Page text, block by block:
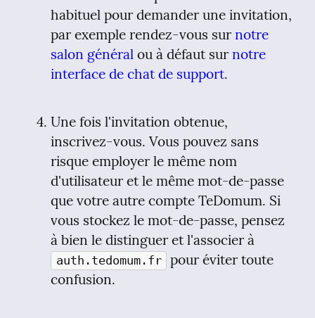
habituel pour demander une invitation,
par exemple rendez-vous sur notre
salon général ou à défaut sur notre
interface de chat de support.
Une fois l'invitation obtenue,
inscrivez-vous. Vous pouvez sans
risque employer le même nom
d'utilisateur et le même mot-de-passe
que votre autre compte TeDomum. Si
vous stockez le mot-de-passe, pensez
auth.tedomum.fr
pour éviter toute
confusion.